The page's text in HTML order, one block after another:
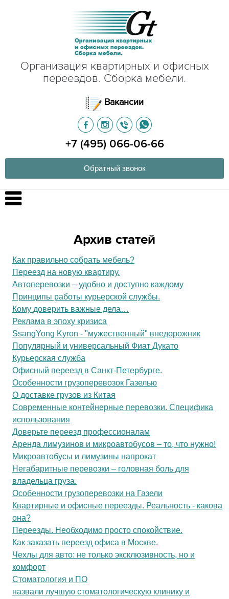
Организация квартирных и офисных
переездов. Сборка мебели.
Вакансии
+7 (495) 066-06-66
Обратный звонок
Архив статей
Как правильно собрать мебель?
Переезд на новую квартиру.
Автоперевозки – удобно и доступно каждому
Принципы работы курьерской службы.
Кому доверить важные дела…
Реклама в эпоху кризиса
SsangYong Kyron - "мужественный" внедорожник
Популярный и универсальный Фиат Дукато
Курьерская служба
Офисный переезд в Санкт-Петербурге.
Особенности грузоперевозок Газелью
О доставке грузов из Китая
Современные контейнерные перевозки. Специфика
использования
Доверьте переезд профессионалам
Аренда лимузинов и микроавтобусов – то, что нужно!
Микроавтобусы и лимузины напрокат
Негабаритные перевозки – головная боль для
владельца груза.
Особенности грузоперевозки на Газели
Квартирные и офисные переезды. Реальность - какова
она?
Переезды. Необходимо просто спокойствие.
Как заказать переезд офиса в Москве.
Чехлы для авто: не только эксклюзивность, но и
комфорт
Стоматология и ПО
назвали лучшую стоматологическую клинику и